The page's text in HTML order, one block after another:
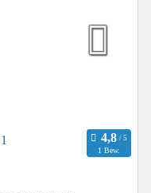
1 Bew.